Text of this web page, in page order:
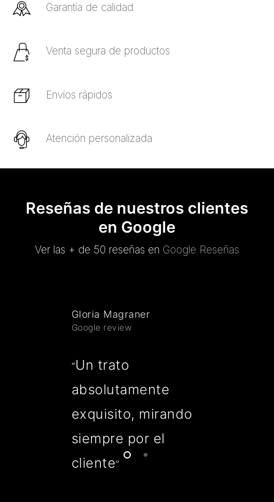
Garantía de calidad
Venta segura de productos
Envíos rápidos
Atención personalizada
Reseñas de nuestros clientes
en Google
Ver las + de 50 reseñas en Google Reseñas
Gloria Magraner
Google review
“Un trato
absolutamente
exquisito, mirando
siempre por el
cliente”